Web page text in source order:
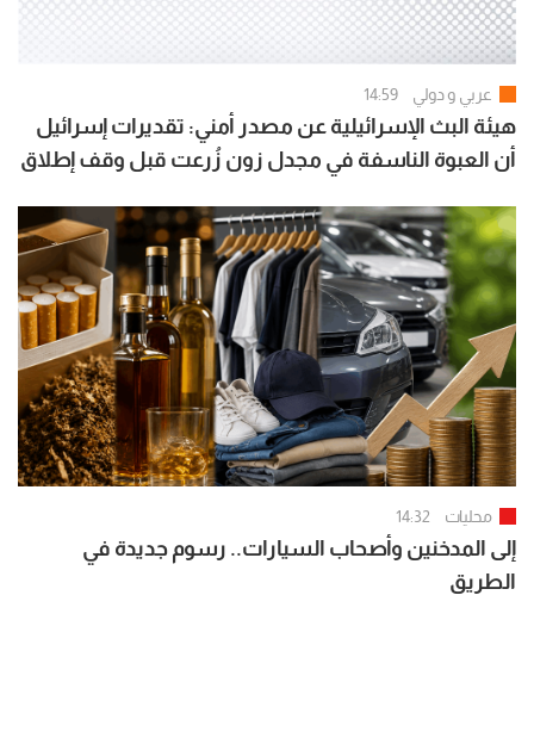
عربي و دولي 14:59
هيئة البث الإسرائيلية عن مصدر أمني: تقديرات إسرائيل
أن العبوة الناسفة في مجدل زون زُرعت قبل وقف إطلاق
محليات 14:32
إلى المدخنين وأصحاب السيارات.. رسوم جديدة في
الطريق